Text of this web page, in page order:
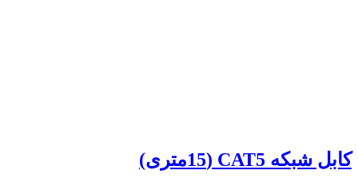
کابل شبکه CAT5 (15متری)